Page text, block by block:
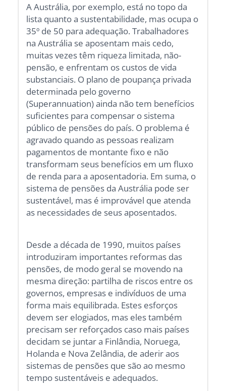
A Austrália, por exemplo, está no topo da
lista quanto a sustentabilidade, mas ocupa o
35º de 50 para adequação. Trabalhadores
na Austrália se aposentam mais cedo,
muitas vezes têm riqueza limitada, não-
pensão, e enfrentam os custos de vida
substanciais. O plano de poupança privada
determinada pelo governo
(Superannuation) ainda não tem benefícios
suficientes para compensar o sistema
público de pensões do país. O problema é
agravado quando as pessoas realizam
pagamentos de montante fixo e não
transformam seus benefícios em um fluxo
de renda para a aposentadoria. Em suma, o
sistema de pensões da Austrália pode ser
sustentável, mas é improvável que atenda
as necessidades de seus aposentados.
Desde a década de 1990, muitos países
introduziram importantes reformas das
pensões, de modo geral se movendo na
mesma direção: partilha de riscos entre os
governos, empresas e indivíduos de uma
forma mais equilibrada. Estes esforços
devem ser elogiados, mas eles também
precisam ser reforçados caso mais países
decidam se juntar a Finlândia, Noruega,
Holanda e Nova Zelândia, de aderir aos
sistemas de pensões que são ao mesmo
tempo sustentáveis e adequados.